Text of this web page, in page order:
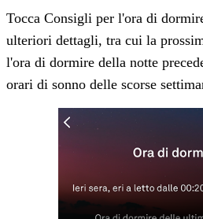
Tocca Consigli per l'ora di
ulteriori dettagli, tra cui la
l'ora di dormire della notte
orari di sonno delle scorse